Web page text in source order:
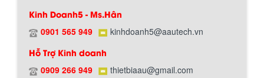
Kinh Doanh5 - Ms.Hân
0901 565 949 kinhdoanh5@aautech.vn
Hỗ Trợ Kinh doanh
0909 266 949 thietbiaau@gmail.com
NGHIỀN MÀU SƠN Á ÂU?
Khám phá lý do doanh nghiệp nên